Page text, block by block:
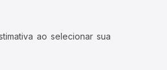
ao selecionar sua